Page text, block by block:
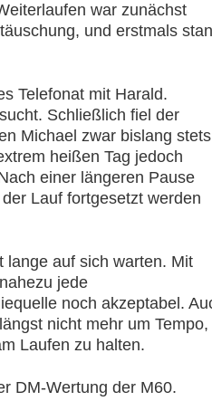
war zunächst
und erstmals
Telefonat mit Harald.
Schließlich fiel der
Michael zwar bislang stets
heißen Tag jedoch
einer längeren Pause
Lauf fortgesetzt werden
lange auf sich warten. Mit
jede
noch akzeptabel.
nicht mehr um Tempo,
Laufen zu halten.
DM-Wertung der M60.